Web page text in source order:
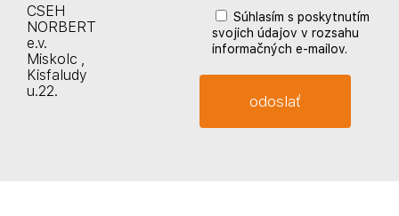
CSEH
NORBERT
e.v.
Miskolc ,
Kisfaludy
u.22.
Súhlasím s poskytnutím
svojich údajov v rozsahu
informačných e-mailov.